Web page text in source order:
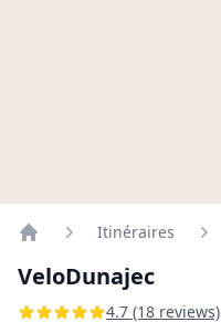
Itinéraires
VeloDunajec
4.7 (18 reviews)